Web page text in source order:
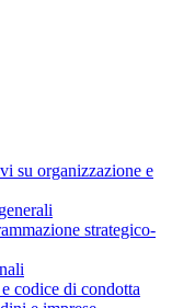
su organizzazione e
strategico-
codice di condotta